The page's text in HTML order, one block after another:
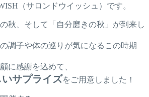
（サロンドウイッシュ）です。
秋、そして「自分磨きの秋」が到来し
調子や体の巡りが気になるこの時期
に感謝を込めて、
サプライズをご用意しました！